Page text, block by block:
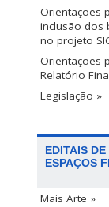
Orientações
inclusão dos
no projeto
Orientações
Relatório
Legislação »
EDITAIS DE
ESPAÇOS
Mais Arte »